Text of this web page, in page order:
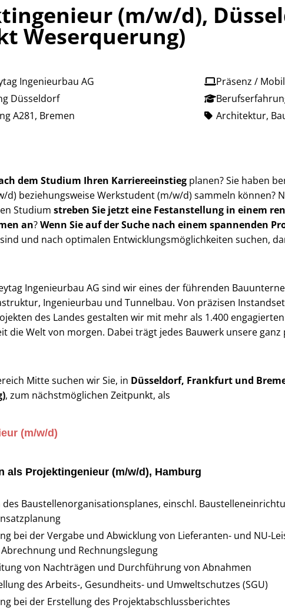
(m/w/d),
Weserquerung)
Ingenieurbau AG
Düsseldorf
A281, Bremen
Präsenz / Mobil
Architektur,
dem Studium Ihren Karriereeinstieg planen? Sie haben
d) beziehungsweise Werkstudent (m/w/d) sammeln können?
Studium streben Sie jetzt eine Festanstellung in einem
an?Wenn Sie auf der Suche nach einem spannenden
sind und nach optimalen Entwicklungsmöglichkeiten suchen,
Ingenieurbau AG sind wir eines der führenden
Ingenieurbau und Tunnelbau. Von präzisen
des Landes gestalten wir mit mehr als 1.400
die Welt von morgen. Dabei trägt jedes Bauwerk unsere ganz
Mitte suchen wir Sie, in Düsseldorf, Frankfurt und
, zum nächstmöglichen Zeitpunkt, als
(m/w/d)
als Projektingenieur (m/w/d), Hamburg
des Baustellenorganisationsplanes, einschl.
bei der Vergabe und Abwicklung von Lieferanten- und NU-
und Rechnungslegung
von Nachträgen und Durchführung von Abnahmen
des Arbeits-, Gesundheits- und Umweltschutzes (SGU)
bei der Erstellung des Projektabschlussberichtes